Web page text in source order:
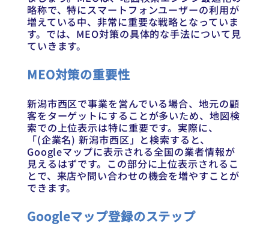
略称で、特にスマートフォンユーザーの利用が
増えている中、非常に重要な戦略となっていま
す。では、MEO対策の具体的な手法について見
ていきます。
MEO対策の重要性
新潟市西区で事業を営んでいる場合、地元の顧
客をターゲットにすることが多いため、地図検
索での上位表示は特に重要です。実際に、
「(企業名) 新潟市西区」と検索すると、
Googleマップに表示される全国の業者情報が
見えるはずです。この部分に上位表示されるこ
とで、来店や問い合わせの機会を増やすことが
できます。
Googleマップ登録のステップ